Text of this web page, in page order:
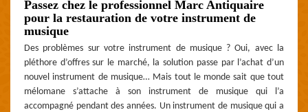
Passez chez le professionnel Marc Antiquaire
pour la restauration de votre instrument de
musique
Des problèmes sur votre instrument de musique ? Oui, avec la
pléthore d’offres sur le marché, la solution passe par l’achat d’un
nouvel instrument de musique… Mais tout le monde sait que tout
mélomane s’attache à son instrument de musique qui l’a
accompagné pendant des années. Un instrument de musique qui a